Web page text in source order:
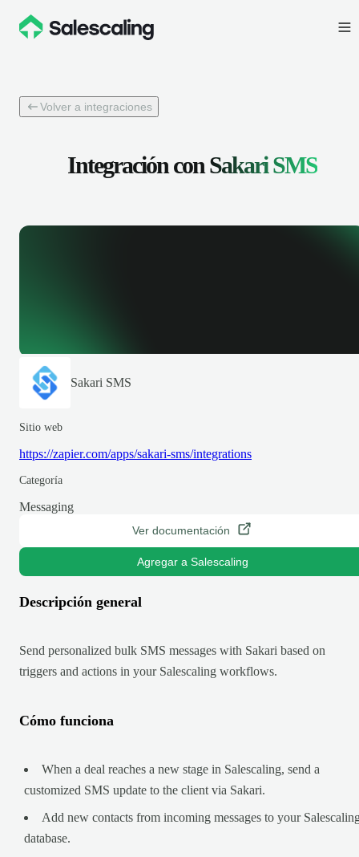
Volver a integraciones
Integración conSakari SMS
Sakari SMS
Sitio web
https://zapier.com/apps/sakari-sms/integrations
Categoría
Messaging
Ver documentación
Agregar a Salescaling
Descripción general
Send personalized bulk SMS messages with Sakari based on
triggers and actions in your Salescaling workflows.
Cómo funciona
When a deal reaches a new stage in Salescaling, send a
customized SMS update to the client via Sakari.
Add new contacts from incoming messages to your
database.